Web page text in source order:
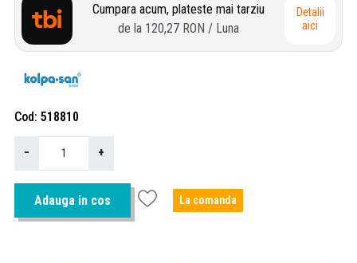
Cumpara acum, plateste mai tarziu
de la 120,27 RON / Luna
Detalii
aici
Cod 518810
− +
Adauga in cos La comanda